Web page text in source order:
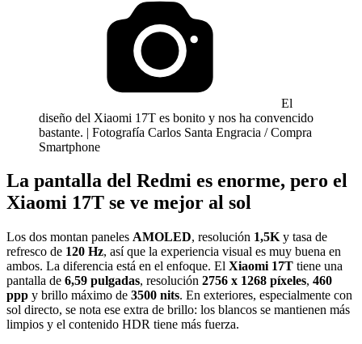
El
diseño del Xiaomi 17T es bonito y nos ha convencido
bastante. | Fotografía Carlos Santa Engracia / Compra
Smartphone
La pantalla del Redmi es enorme, pero el
Xiaomi 17T se ve mejor al sol
Los dos montan paneles AMOLED, resolución 1,5K y tasa de
refresco de 120 Hz, así que la experiencia visual es muy buena en
ambos. La diferencia está en el enfoque. El Xiaomi 17T tiene una
pantalla de 6,59 pulgadas, resolución 2756 x 1268 píxeles, 460
ppp y brillo máximo de 3500 nits. En exteriores, especialmente con
sol directo, se nota ese extra de brillo: los blancos se mantienen más
limpios y el contenido HDR tiene más fuerza.